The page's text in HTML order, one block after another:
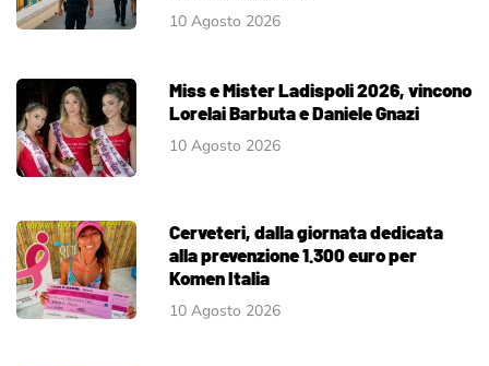
10 Agosto 2026
Miss e Mister Ladispoli 2026, vincono
Lorelai Barbuta e Daniele Gnazi
10 Agosto 2026
Cerveteri, dalla giornata dedicata
alla prevenzione 1.300 euro per
Komen Italia
10 Agosto 2026